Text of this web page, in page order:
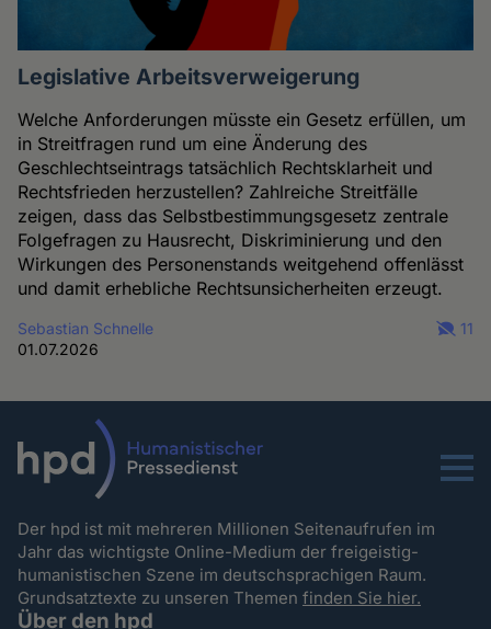
Legislative Arbeitsverweigerung
Welche Anforderungen müsste ein Gesetz erfüllen, um
in Streitfragen rund um eine Änderung des
Geschlechtseintrags tatsächlich Rechtsklarheit und
Rechtsfrieden herzustellen? Zahlreiche Streitfälle
zeigen, dass das Selbstbestimmungsgesetz zentrale
Folgefragen zu Hausrecht, Diskriminierung und den
Wirkungen des Personenstands weitgehend offenlässt
und damit erhebliche Rechtsunsicherheiten erzeugt.
Sebastian Schnelle
01.07.2026
11
Menu
Der hpd ist mit mehreren Millionen Seitenaufrufen im
Jahr das wichtigste Online-Medium der freigeistig-
humanistischen Szene im deutschsprachigen Raum.
Grundsatztexte zu unseren Themenfinden Sie hier.
Über den hpd